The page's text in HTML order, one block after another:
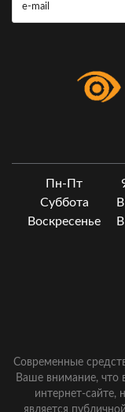
Пн-Пт
Суббота
Воскресенье
Современные
Ваше внимание, что
интернет-сайте,